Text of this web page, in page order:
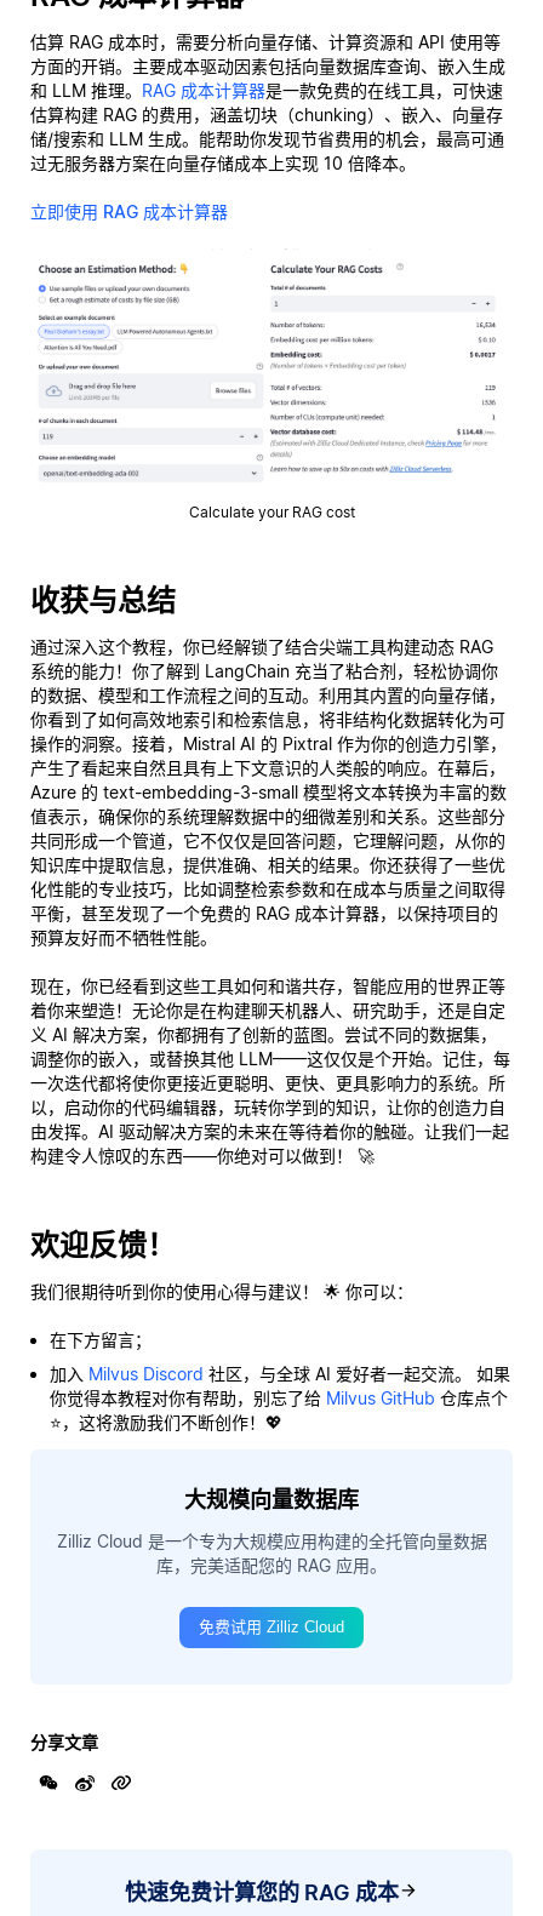
估算 RAG 成本时，需要分析向量存储、计算资源和 API 使用等
方面的开销。主要成本驱动因素包括向量数据库查询、嵌入生成
和 LLM 推理。 RAG 成本计算器是一款免费的在线工具，可快速
估算构建 RAG 的费用，涵盖切块（chunking）、嵌入、向量存
储/搜索和 LLM 生成。能帮助你发现节省费用的机会，最高可通
过无服务器方案在向量存储成本上实现 10 倍降本。
立即使用 RAG 成本计算器
Calculate your RAG cost
收获与总结
通过深入这个教程，你已经解锁了结合尖端工具构建动态 RAG
系统的能力！你了解到 LangChain 充当了粘合剂，轻松协调你
的数据、模型和工作流程之间的互动。利用其内置的向量存储，
你看到了如何高效地索引和检索信息，将非结构化数据转化为可
操作的洞察。接着，Mistral AI 的 Pixtral 作为你的创造力引擎，
产生了看起来自然且具有上下文意识的人类般的响应。在幕后，
Azure 的 text-embedding-3-small 模型将文本转换为丰富的数
值表示，确保你的系统理解数据中的细微差别和关系。这些部分
共同形成一个管道，它不仅仅是回答问题，它理解问题，从你的
知识库中提取信息，提供准确、相关的结果。你还获得了一些优
化性能的专业技巧，比如调整检索参数和在成本与质量之间取得
平衡，甚至发现了一个免费的 RAG 成本计算器，以保持项目的
预算友好而不牺牲性能。
现在，你已经看到这些工具如何和谐共存，智能应用的世界正等
着你来塑造！无论你是在构建聊天机器人、研究助手，还是自定
义 AI 解决方案，你都拥有了创新的蓝图。尝试不同的数据集，
调整你的嵌入，或替换其他 LLM——这仅仅是个开始。记住，每
一次迭代都将使你更接近更聪明、更快、更具影响力的系统。所
以，启动你的代码编辑器，玩转你学到的知识，让你的创造力自
由发挥。AI 驱动解决方案的未来在等待着你的触碰。让我们一起
构建令人惊叹的东西——你绝对可以做到！ 🚀
欢迎反馈！
我们很期待听到你的使用心得与建议！ 🌟 你可以：
在下方留言；
加入 Milvus Discord 社区，与全球 AI 爱好者一起交流。 如果
你觉得本教程对你有帮助，别忘了给 Milvus GitHub 仓库点个
⭐，这将激励我们不断创作！💖
大规模向量数据库
Zilliz Cloud 是一个专为大规模应用构建的全托管向量数据
库，完美适配您的 RAG 应用。
免费试用 Zilliz Cloud
分享文章
快速免费计算您的 RAG 成本